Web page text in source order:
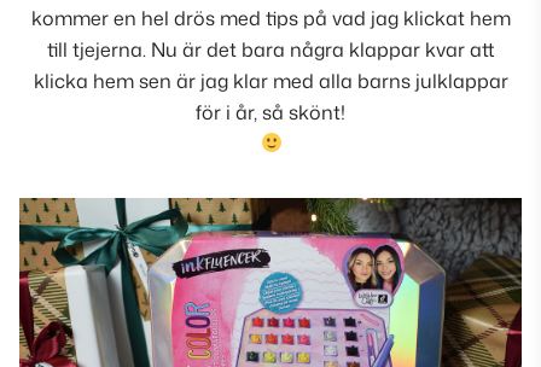
kommer en hel drös med tips på vad jag klickat hem
till tjejerna. Nu är det bara några klappar kvar att
klicka hem sen är jag klar med alla barns julklappar
för i år, så skönt!